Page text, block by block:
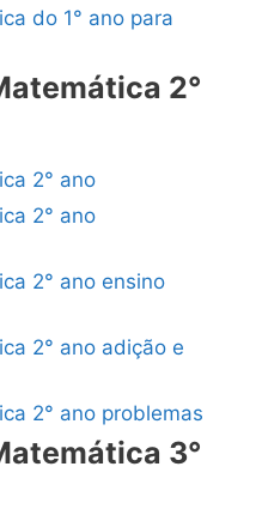
do 1° ano para
2°
2° ano
2° ano
2° ano ensino
2° ano adição e
2° ano problemas
3°